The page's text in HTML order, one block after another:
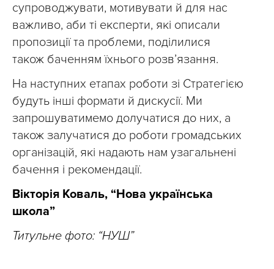
супроводжувати, мотивувати й для нас
важливо, аби ті експерти, які описали
пропозиції та проблеми, поділилися
також баченням їхнього розвʼязання.
На наступних етапах роботи зі Стратегією
будуть інші формати й дискусії. Ми
запрошуватимемо долучатися до них, а
також залучатися до роботи громадських
організацій, які надають нам узагальнені
бачення і рекомендації.
Вікторія Коваль, “Нова українська
школа”
Титульне фото: “НУШ”